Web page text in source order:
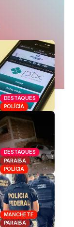
DESTAQUES
POLÍCIA
DESTAQUES
PARAÍBA
POLÍCIA
MANCHETE
PARAÍBA